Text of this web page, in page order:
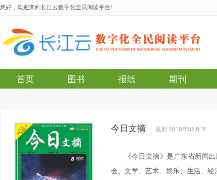
您好，欢迎来到长江云数字化全民阅读平台!
首页 图书 报纸 期刊
今日文摘 最新 2018年08月下
《今日文摘》是广东省新闻
会、文学、艺术、娱乐、生活、